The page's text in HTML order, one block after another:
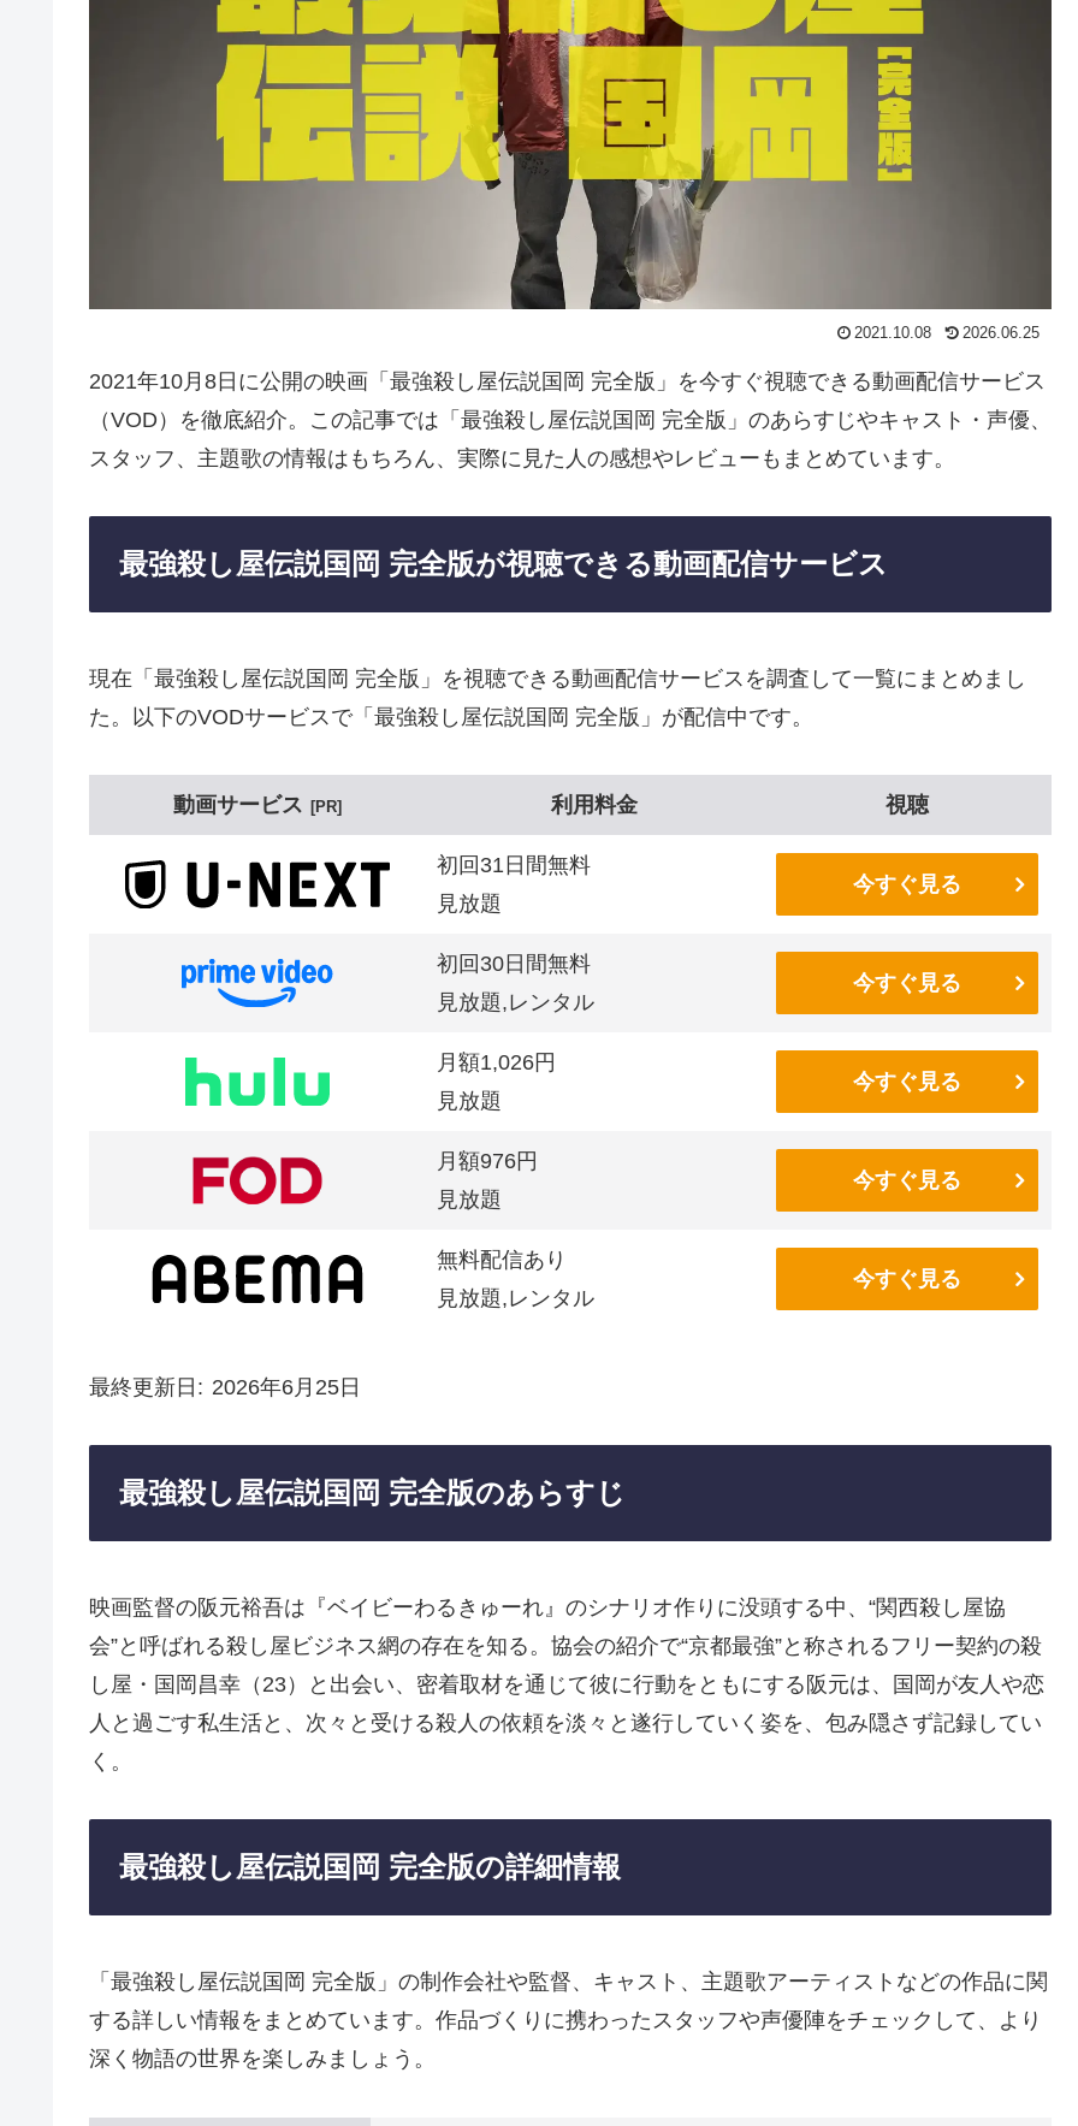
2021.10.08 2026.06.25
2021年10月8日に公開の映画「最強殺し屋伝説国岡 完全版」を今すぐ視聴できる動画配信サービス
（VOD）を徹底紹介。この記事では「最強殺し屋伝説国岡 完全版」のあらすじやキャスト・声優、
スタッフ、主題歌の情報はもちろん、実際に見た人の感想やレビューもまとめています。
最強殺し屋伝説国岡 完全版が視聴できる動画配信サービス
現在「最強殺し屋伝説国岡 完全版」を視聴できる動画配信サービスを調査して一覧にまとめまし
た。以下のVODサービスで「最強殺し屋伝説国岡 完全版」が配信中です。
動画サービス PR 利用料金 視聴
初回31日間無料
見放題
今すぐ見る
初回30日間無料
見放題,レンタル
今すぐ見る
月額1,026円
見放題
今すぐ見る
月額976円
見放題
今すぐ見る
無料配信あり
見放題,レンタル
今すぐ見る
最終更新日 2026年6月25日
最強殺し屋伝説国岡 完全版のあらすじ
映画監督の阪元裕吾は『ベイビーわるきゅーれ』のシナリオ作りに没頭する中、“関西殺し屋協
会”と呼ばれる殺し屋ビジネス網の存在を知る。協会の紹介で“京都最強”と称されるフリー契約の殺
し屋・国岡昌幸（23）と出会い、密着取材を通じて彼に行動をともにする阪元は、国岡が友人や恋
人と過ごす私生活と、次々と受ける殺人の依頼を淡々と遂行していく姿を、包み隠さず記録してい
く。
最強殺し屋伝説国岡 完全版の詳細情報
「最強殺し屋伝説国岡 完全版」の制作会社や監督、キャスト、主題歌アーティストなどの作品に関
する詳しい情報をまとめています。作品づくりに携わったスタッフや声優陣をチェックして、より
深く物語の世界を楽しみましょう。